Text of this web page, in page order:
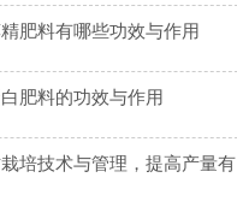
肥料有哪些功效与作用
肥料的功效与作用
培技术与管理，提高产量有